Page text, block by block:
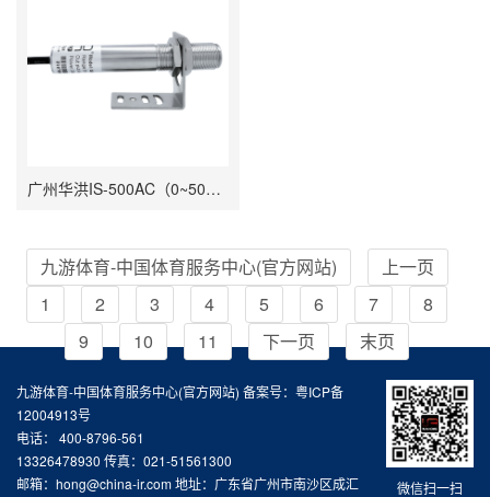
广州华洪IS-500AC（0~500℃）10mS快速响应精准经济型固定安装非接触式在线式工业红外测温仪
九游体育-中国体育服务中心(官方网站)
上一页
1
2 3 4 5 6 7
8
9
10 11 下一页 末页
微信扫一扫
九游体育-中国体育服务中心(官方网站) 备案号： 粤ICP备
12004913号
电话： 400-8796-561
13326478930 传真：021-51561300
邮箱：hong@china-ir.com 地址：广东省广州市南沙区成汇